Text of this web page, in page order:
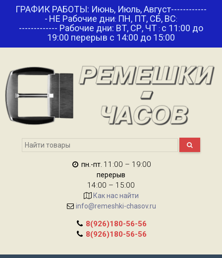
ГРАФИК РАБОТЫ: Июнь, Июль, Август------------
- НЕ Рабочие дни: ПН, ПТ, СБ, ВС:
------------- Рабочие дни: ВТ, СР, ЧТ : с 11:00 до
19:00 перерыв с 14:00 до 15:00
пн.-пт. 11:00 – 19:00
перерыв
14:00 – 15:00
Как нас найти
info@remeshki-chasov.ru
8(926)180-56-56
8(926)180-56-56